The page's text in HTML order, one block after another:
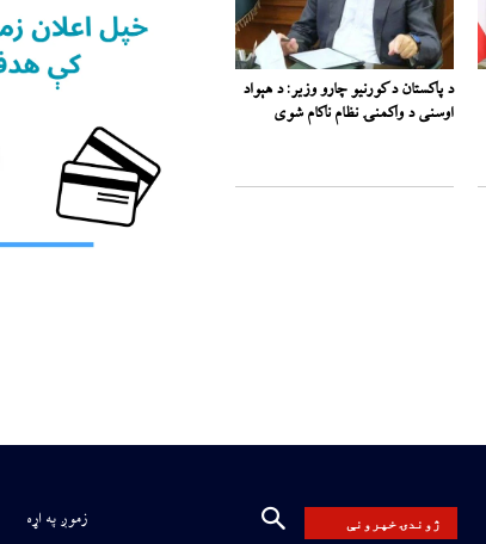
د پاکستان د کورنیو چارو وزیر: د هېواد
اوسنی د واکمنۍ نظام ناکام شوی
زموږ په اړه ژوندۍ خپرونې